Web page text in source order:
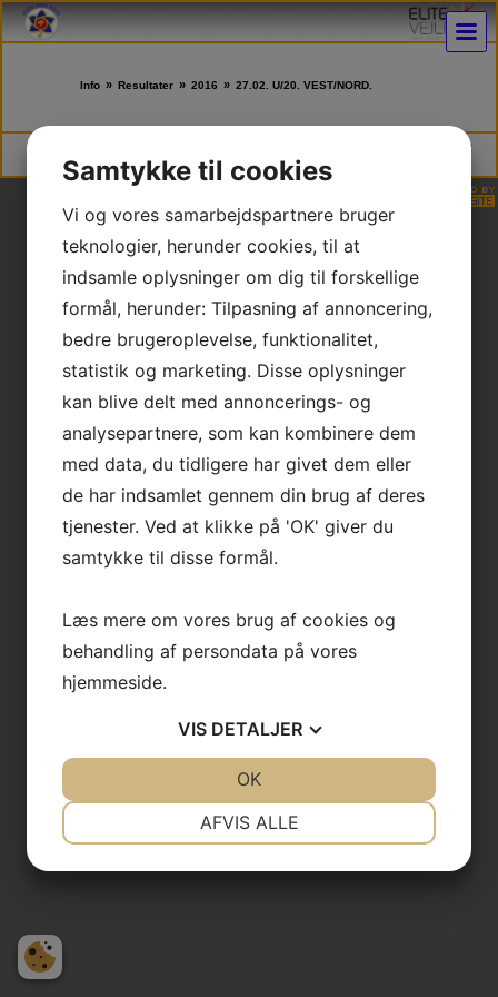
Info » Resultater » 2016 » 27.02. U/20. VEST/NORD.
Vejle Judo Klub | DGI Huset Hal 2, Willy Sørensens Plads 5, 7100 Vejle | * CVR
30253205 * NEM konto 9347 4585930658
Samtykke til cookies
Vi og vores samarbejdspartnere bruger
teknologier, herunder cookies, til at
indsamle oplysninger om dig til forskellige
formål, herunder: Tilpasning af annoncering,
bedre brugeroplevelse, funktionalitet,
statistik og marketing. Disse oplysninger
kan blive delt med annoncerings- og
analysepartnere, som kan kombinere dem
med data, du tidligere har givet dem eller
de har indsamlet gennem din brug af deres
tjenester. Ved at klikke på 'OK' giver du
samtykke til disse formål.
Læs mere om vores brug af cookies og
behandling af persondata på vores
hjemmeside.
VIS DETALJER
AFVIS ALLE
OK